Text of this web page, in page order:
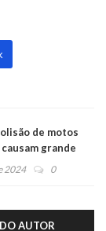
de motos
grande
2024 0
AUTOR